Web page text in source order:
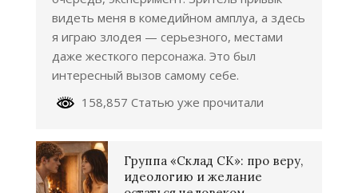
видеть меня в комедийном амплуа, а здесь
я играю злодея — серьезного, местами
даже жесткого персонажа. Это был
интересный вызов самому себе.
158,857 Статью уже прочитали
Группа «Склад СК»: про веру,
идеологию и желание